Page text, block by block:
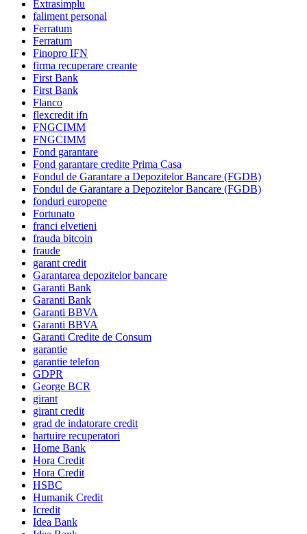
Extrasimplu
faliment personal
Ferratum
Ferratum
Finopro IFN
firma recuperare creante
First Bank
First Bank
Flanco
flexcredit ifn
FNGCIMM
FNGCIMM
Fond garantare
Fond garantare credite Prima Casa
Fondul de Garantare a Depozitelor Bancare (FGDB)
Fondul de Garantare a Depozitelor Bancare (FGDB)
fonduri europene
Fortunato
franci elvetieni
frauda bitcoin
fraude
garant credit
Garantarea depozitelor bancare
Garanti Bank
Garanti Bank
Garanti BBVA
Garanti BBVA
Garanti Credite de Consum
garantie
garantie telefon
GDPR
George BCR
girant
girant credit
grad de indatorare credit
hartuire recuperatori
Home Bank
Hora Credit
Hora Credit
HSBC
Humanik Credit
Icredit
Idea Bank